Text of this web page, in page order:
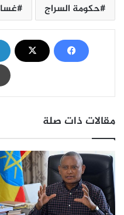
حكومة السراج
مقالات ذات صلة